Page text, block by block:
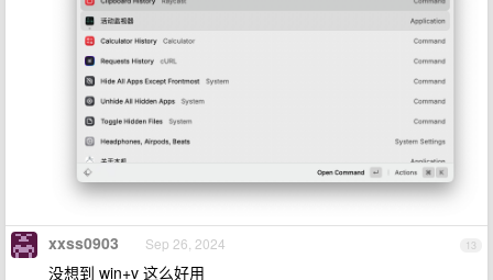
13
xxss0903 Sep 26, 2024
没想到 win+v 这么好用